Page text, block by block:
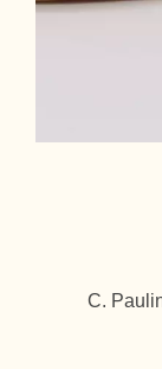
C.